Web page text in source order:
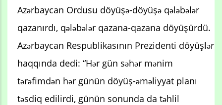
Azərbaycan Ordusu döyüşə-döyüşə qələbələr
qazanırdı, qələbələr qazana-qazana döyüşürdü.
Azərbaycan Respublikasının Prezidenti döyüşlər
haqqında dedi: “Hər gün səhər mənim
tərəfimdən hər günün döyüş-əməliyyat planı
təsdiq edilirdi, günün sonunda da təhlil